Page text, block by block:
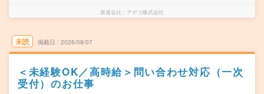
派遣会社 アデコ株式会社
未読 掲載日 2026/08/07
＜未経験OK／高時給＞問い合わせ対応（一次
受付）のお仕事